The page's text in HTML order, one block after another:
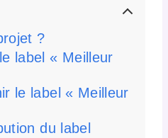
?
label « Meilleur
le label « Meilleur
du label